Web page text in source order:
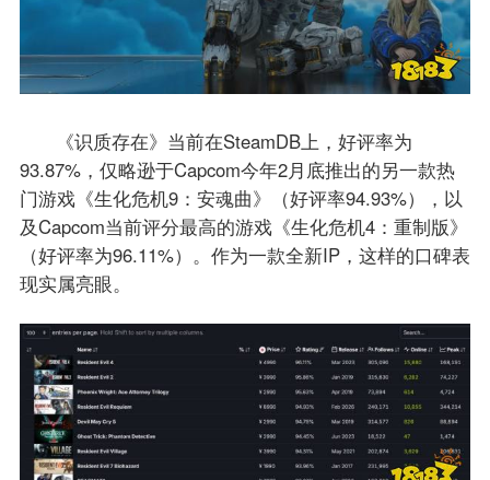
《识质存在》当前在SteamDB上，好评率为
93.87%，仅略逊于Capcom今年2月底推出的另一款热
门游戏《生化危机9：安魂曲》（好评率94.93%），以
及Capcom当前评分最高的游戏《生化危机4：重制版》
（好评率为96.11%）。作为一款全新IP，这样的口碑表
现实属亮眼。